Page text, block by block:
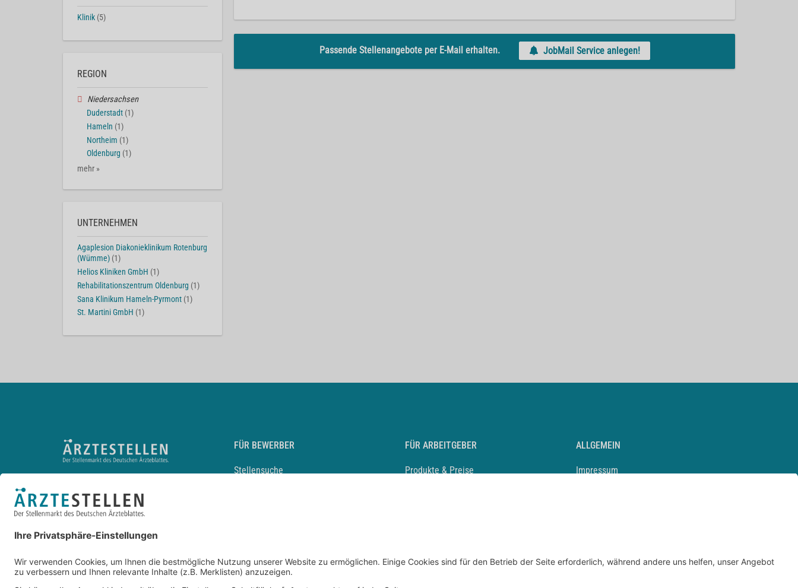
Passende Stellenangebote per E-Mail erhalten. JobMail Service anlegen!
Klinik (5)
REGION
Niedersachsen
Duderstadt (1)
Hameln (1)
Northeim (1)
Oldenburg (1)
mehr »
UNTERNEHMEN
Agaplesion Diakonieklinikum Rotenburg
(Wümme) (1)
Helios Kliniken GmbH (1)
Rehabilitationszentrum Oldenburg (1)
Sana Klinikum Hameln-Pyrmont (1)
St. Martini GmbH (1)
FÜR BEWERBER
Stellensuche
Durchsuchen Sie den Stellenkatalog
FÜR ARBEITGEBER
Produkte & Preise
ALLGEMEIN
Impressum